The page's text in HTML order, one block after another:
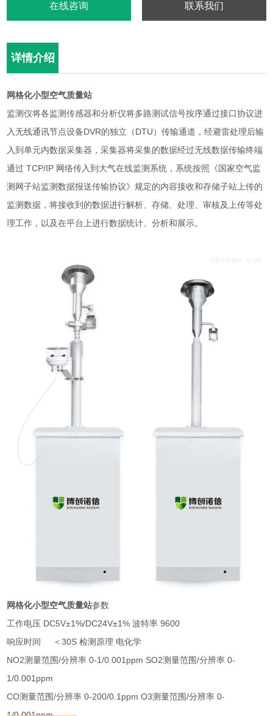
在线咨询 联系我们
详情介绍
网格化小型空气质量站
监测仪将各监测传感器和分析仪将多路测试信号按序通过接口协议进
入无线通讯节点设备DVR的独立（DTU）传输通道，经避雷处理后输
入到单元内数据采集器，采集器将采集的数据经过无线数据传输终端
通过 TCP/IP 网络传入到大气在线监测系统，系统按照《国家空气监
测网子站监测数据报送传输协议》规定的内容接收和存储子站上传的
监测数据，将接收到的数据进行解析、存储、处理、审核及上传等处
理工作，以及在平台上进行数据统计、分析和展示。
网格化小型空气质量站参数
工作电压 DC5V±1%/DC24V±1% 波特率 9600
响应时间 ＜30S 检测原理 电化学
NO2测量范围/分辨率 0-1/0.001ppm SO2测量范围/分辨率 0-
1/0.001ppm
CO测量范围/分辨率 0-200/0.1ppm O3测量范围/分辨率 0-